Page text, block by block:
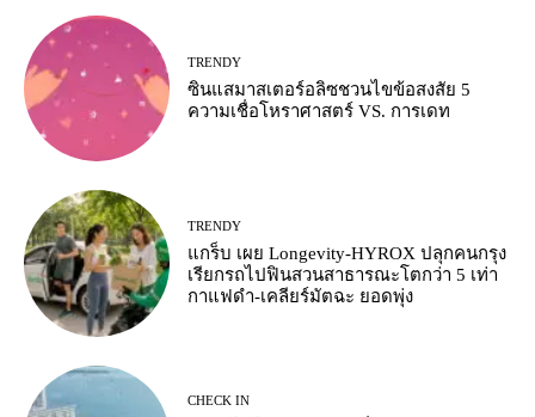
TRENDY
ซินแสมาสเตอร์อลิซชวนไขข้อสงสัย 5
ความเชื่อโหราศาสตร์ VS. การเดท
TRENDY
แกร็บ เผย Longevity-HYROX ปลุกคนกรุง
เรียกรถไปฟินสวนสาธารณะโตกว่า 5 เท่า
กาแฟดำ-เคลียร์มัตฉะ ยอดพุ่ง
CHECK IN